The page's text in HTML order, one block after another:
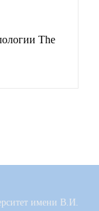
The
имени В.И.